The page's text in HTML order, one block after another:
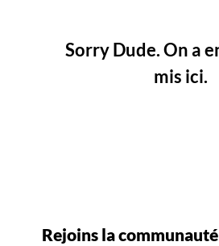
Sorry Dude. On a
mis ici.
Rejoins la